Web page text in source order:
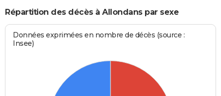
Répartition des décès à Allondans par sexe
Données exprimées en nombre de décès (source :
Insee)